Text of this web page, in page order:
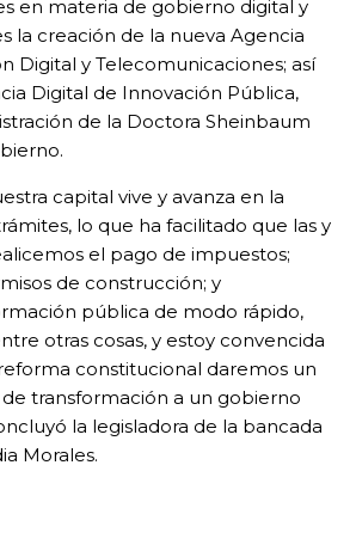
en materia de gobierno digital y
la creación de la nueva Agencia
Digital y Telecomunicaciones; así
Digital de Innovación Pública,
de la Doctora Sheinbaum
capital vive y avanza en la
lo que ha facilitado que las y
el pago de impuestos;
de construcción; y
pública de modo rápido,
otras cosas, y estoy convencida
constitucional daremos un
transformación a un gobierno
la legisladora de la bancada
Morales.